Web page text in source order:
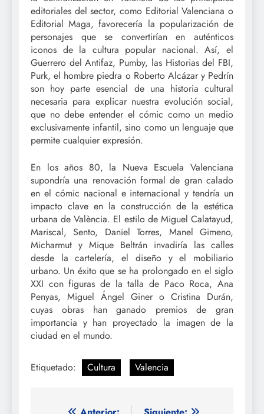
editoriales del sector, como Editorial Valenciana o
Editorial Maga, favorecería la popularización de
personajes que se convertirían en auténticos
iconos de la cultura popular nacional. Así, el
Guerrero del Antifaz, Pumby, las Historias del FBI,
Purk, el hombre piedra o Roberto Alcázar y Pedrín
son hoy parte esencial de una historia cultural
necesaria para explicar nuestra evolución social,
que no debe entender el cómic como un medio
exclusivamente infantil, sino como un lenguaje que
permite cualquier expresión.
En los años 80, la Nueva Escuela Valenciana
supondría una renovación formal de gran calado
en el cómic nacional e internacional y tendría un
impacto clave en la construcción de la estética
urbana de València. El estilo de Miguel Calatayud,
Mariscal, Sento, Daniel Torres, Manel Gimeno,
Micharmut y Mique Beltrán invadiría las calles
desde la cartelería, el diseño y el mobiliario
urbano. Un éxito que se ha prolongado en el siglo
XXI con figuras de la talla de Paco Roca, Ana
Penyas, Miguel Ángel Giner o Cristina Durán,
cuyas obras han ganado premios de gran
importancia y han proyectado la imagen de la
ciudad en el mundo.
Etiquetado: Cultura Valencia